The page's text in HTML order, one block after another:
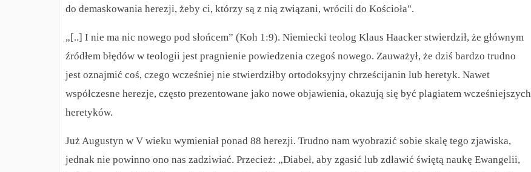
do demaskowania herezji, żeby ci, którzy są z nią związani, wrócili do Kościoła".
„[..] I nie ma nic nowego pod słońcem” (Koh 1:9). Niemiecki teolog Klaus Haacker stwierdził, że głównym
źródłem błędów w teologii jest pragnienie powiedzenia czegoś nowego. Zauważył, że dziś bardzo trudno
jest oznajmić coś, czego wcześniej nie stwierdziłby ortodoksyjny chrześcijanin lub heretyk. Nawet
współczesne herezje, często prezentowane jako nowe objawienia, okazują się być plagiatem wcześniejszych
heretyków.
Już Augustyn w V wieku wymieniał ponad 88 herezji. Trudno nam wyobrazić sobie skalę tego zjawiska,
jednak nie powinno ono nas zadziwiać. Przecież: „Diabeł, aby zgasić lub zdławić świętą naukę Ewangelii,